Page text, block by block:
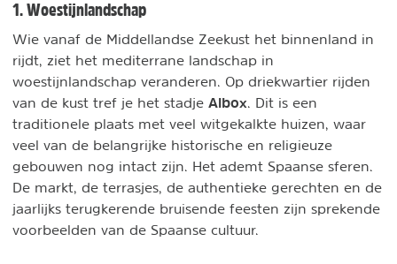
1. Woestijnlandschap
Wie vanaf de Middellandse Zeekust het binnenland in
rijdt, ziet het mediterrane landschap in
woestijnlandschap veranderen. Op driekwartier rijden
van de kust tref je het stadje Albox . Dit is een
traditionele plaats met veel witgekalkte huizen, waar
veel van de belangrijke historische en religieuze
gebouwen nog intact zijn. Het ademt Spaanse sferen.
De markt, de terrasjes, de authentieke gerechten en de
jaarlijks terugkerende bruisende feesten zijn sprekende
voorbeelden van de Spaanse cultuur.